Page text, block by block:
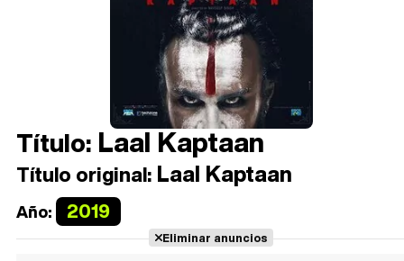
Título: Laal Kaptaan
Título original: Laal Kaptaan
Año: 2019
Eliminar anuncios